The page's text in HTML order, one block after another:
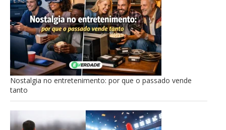
Nostalgia no entretenimento: por que o passado vende
tanto